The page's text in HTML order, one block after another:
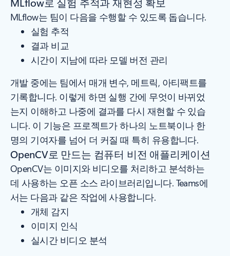
MLflow는 팀이 다음을 수행할 수 있도록 돕습니다.
실험 추적
결과 비교
시간이 지남에 따라 모델 버전 관리
개발 중에는 팀에서 매개 변수, 메트릭, 아티팩트를
기록합니다. 이렇게 하면 실행 간에 무엇이 바뀌었
는지 이해하고 나중에 결과를 다시 재현할 수 있습
니다. 이 기능은 프로젝트가 하나의 노트북이나 한
명의 기여자를 넘어 더 커질 때 특히 유용합니다.
OpenCV로 만드는 컴퓨터 비전 애플리케이션
OpenCV는 이미지와 비디오를 처리하고 분석하는
데 사용하는 오픈 소스 라이브러리입니다. Teams에
서는 다음과 같은 작업에 사용합니다.
개체 감지
이미지 인식
실시간 비디오 분석